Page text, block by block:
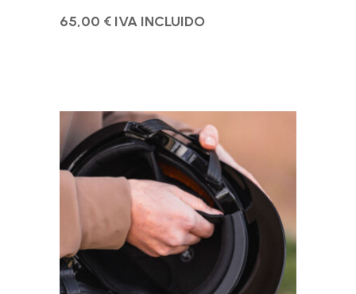
65,00 € IVA INCLUIDO
Este
producto
tiene
múltiples
opciones
se
pueden